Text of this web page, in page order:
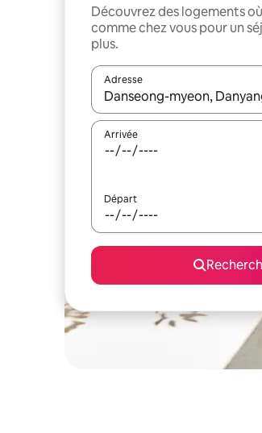
Découvrez des logements
comme chez vous pour un
plus.
Adresse
Lorsque les résultats
Arrivée
Départ